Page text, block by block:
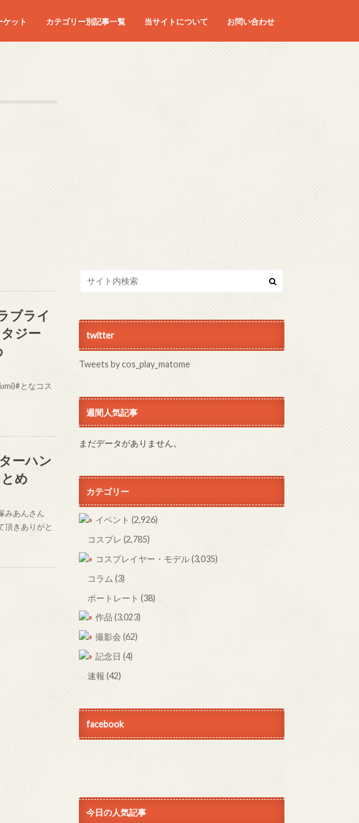
ケット カテゴリー別記事一覧 当サイトについて お問い合わせ
ブライ
ジー
となコス
ーハン
め
みあんさん
きありがと
twitter
Tweets by cos_play_matome
週間人気記事
まだデータがありません。
カテゴリー
イベント (2,926)
コスプレ (2,785)
コスプレイヤー・モデル(3,035)
コラム (3)
ポートレート (38)
作品 (3,023)
撮影会 (62)
記念日 (4)
速報 (42)
facebook
今日の人気記事